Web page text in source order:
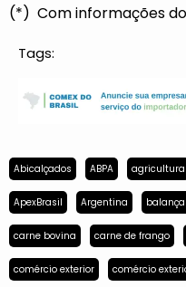
(*) Com informações
Tags:
Abicalçados ABPA agricultura
ApexBrasil Argentina
carne bovina carne de frango
comércio exterior comércio